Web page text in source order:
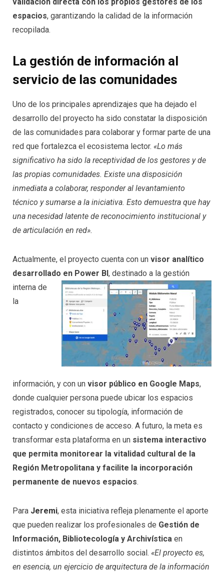
espacios, garantizando la calidad de la información
recopilada.
La gestión de información al
servicio de las comunidades
Uno de los principales aprendizajes que ha dejado el
desarrollo del proyecto ha sido constatar la disposición
de las comunidades para colaborar y formar parte de una
red que fortalezca el ecosistema lector. «Lo más
significativo ha sido la receptividad de los gestores y de
las propias comunidades. Existe una disposición
inmediata a colaborar, responder al levantamiento
técnico y sumarse a la iniciativa. Esto demuestra que hay
una necesidad latente de reconocimiento institucional y
de articulación en red».
Actualmente, el proyecto cuenta con un visor analítico
desarrollado en Power BI, destinado a la gestión
interna de
la
información, y con un visor público en Google Maps,
donde cualquier persona puede ubicar los espacios
registrados, conocer su tipología, información de
contacto y condiciones de acceso. A futuro, la meta es
transformar esta plataforma en un sistema interactivo
que permita monitorear la vitalidad cultural de la
Región Metropolitana y facilite la incorporación
permanente de nuevos espacios.
Para Jeremi, esta iniciativa refleja plenamente el aporte
que pueden realizar los profesionales de Gestión de
Información, Bibliotecología y Archivística en
distintos ámbitos del desarrollo social. «El proyecto es,
en esencia, un ejercicio de arquitectura de la información